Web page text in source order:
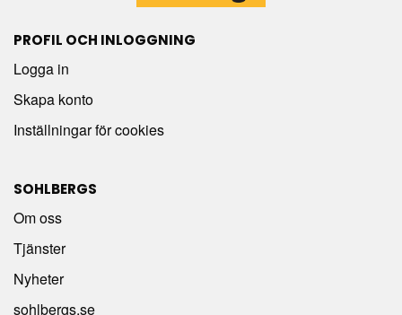
PROFIL OCH INLOGGNING
Logga in
Skapa konto
Inställningar för cookies
SOHLBERGS
Om oss
Tjänster
Nyheter
sohlbergs.se